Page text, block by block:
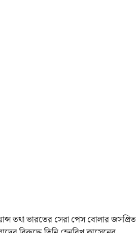
তথা ভারতের সেরা পেস বোলার জসপ্রিত